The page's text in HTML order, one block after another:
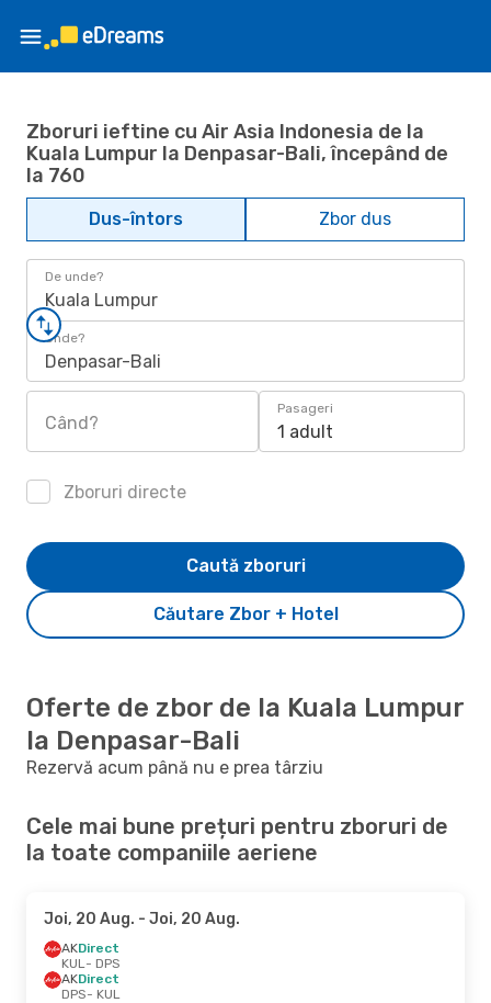
Zboruri ieftine cu Air Asia Indonesia de la
Kuala Lumpur la Denpasar-Bali, începând de
la 760
Dus-întors Zbor dus
De unde?
Kuala Lumpur
Unde?
Denpasar-Bali
Când?
Pasageri
1 adult
Zboruri directe
Căutare Zbor + Hotel
Caută zboruri
Oferte de zbor de la Kuala Lumpur
la Denpasar-Bali
Rezervă acum până nu e prea târziu
Cele mai bune prețuri pentru zboruri de
la toate companiile aeriene
Joi, 20 Aug. - Joi, 20 Aug.
AKDirect
KUL- DPS
AKDirect
DPS- KUL